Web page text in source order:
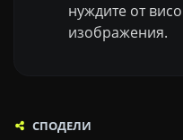
нуждите от
изображения.
СПОДЕЛИ